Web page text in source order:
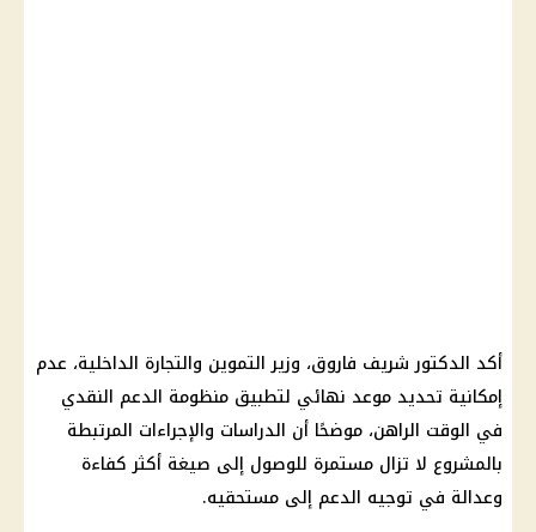
أكد الدكتور شريف فاروق، وزير التموين والتجارة الداخلية، عدم
إمكانية تحديد موعد نهائي لتطبيق منظومة الدعم النقدي
في الوقت الراهن، موضحًا أن الدراسات والإجراءات المرتبطة
بالمشروع لا تزال مستمرة للوصول إلى صيغة أكثر كفاءة
وعدالة في توجيه الدعم إلى مستحقيه.